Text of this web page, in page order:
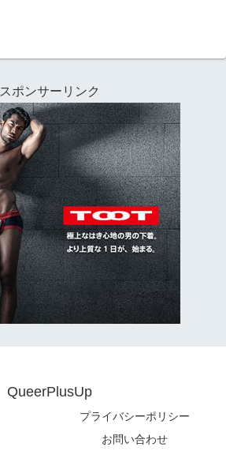
スポンサーリンク
QueerPlusUp
プライバシーポリシー
お問い合わせ